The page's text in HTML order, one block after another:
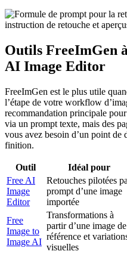
Outils FreeImGen
AI Image Editor
FreeImGen est le plus utile
l’étape de votre workflow
recommandation principale
via un prompt texte, mais des
vous avez besoin d’un point de
finition.
Outil Idéal pour
Free AI
Image
Editor
Retouches pilotées
prompt d’une image
importée
Free
Image to
Image AI
Transformations à
partir d’une image de
référence et
visuelles